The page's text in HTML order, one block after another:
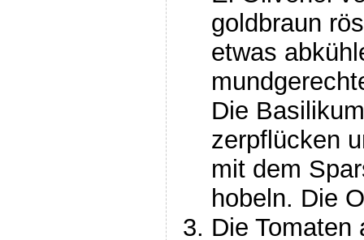
goldbraun
etwas
Die
zerpflücken
mit dem
hobeln. Die
Die Tomaten